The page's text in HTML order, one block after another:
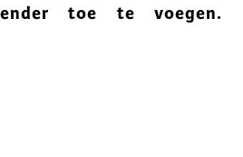
toe te voegen.